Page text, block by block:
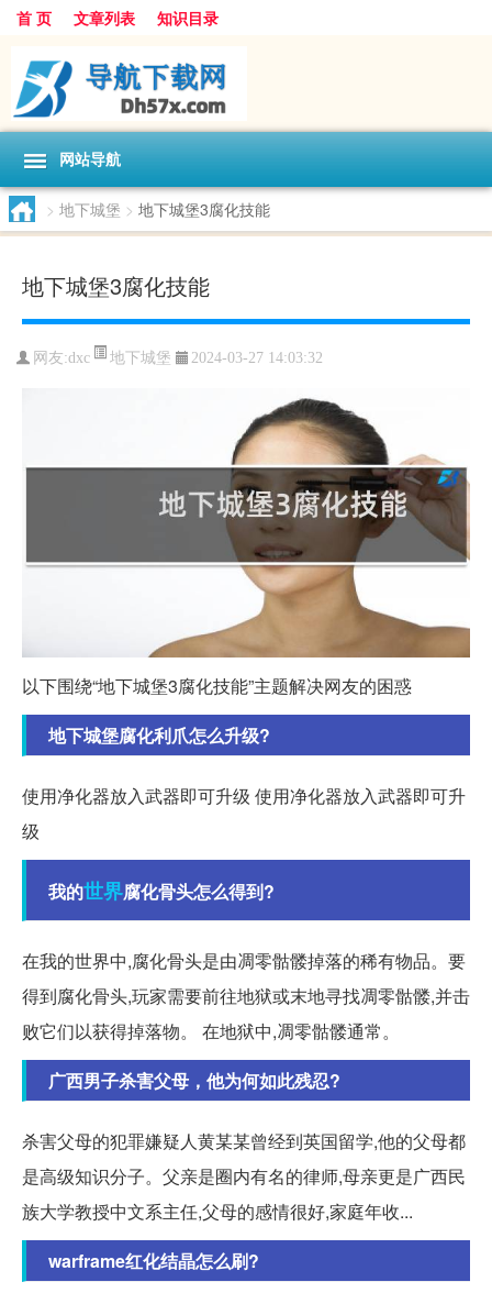
首 页 文章列表 知识目录
网站导航
> 地下城堡 > 地下城堡3腐化技能
地下城堡3腐化技能
网友:dxc 地下城堡 2024-03-27 14:03:32
以下围绕“地下城堡3腐化技能”主题解决网友的困惑
地下城堡腐化利爪怎么升级?
使用净化器放入武器即可升级 使用净化器放入武器即可升
级
我的世界腐化骨头怎么得到?
在我的世界中,腐化骨头是由凋零骷髅掉落的稀有物品。要
得到腐化骨头,玩家需要前往地狱或末地寻找凋零骷髅,并击
败它们以获得掉落物。 在地狱中,凋零骷髅通常。
广西男子杀害父母，他为何如此残忍?
杀害父母的犯罪嫌疑人黄某某曾经到英国留学,他的父母都
是高级知识分子。父亲是圈内有名的律师,母亲更是广西民
族大学教授中文系主任,父母的感情很好,家庭年收...
warframe红化结晶怎么刷?